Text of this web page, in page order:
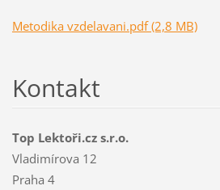
Metodika vzdelavani.pdf (2,8 MB)
Kontakt
Top Lektoři.cz s.r.o.
Vladimírova 12
Praha 4